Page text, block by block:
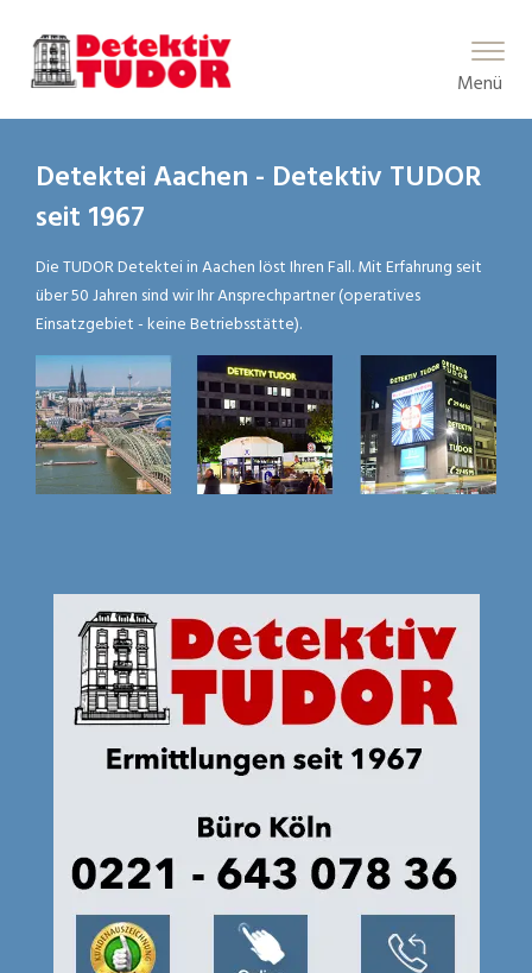
Main Menu
Menü
Detektei Aachen - Detektiv TUDOR
seit 1967
Die TUDOR Detektei in Aachen löst Ihren Fall. Mit Erfahrung seit
über 50 Jahren sind wir Ihr Ansprechpartner (operatives
Einsatzgebiet - keine Betriebsstätte).